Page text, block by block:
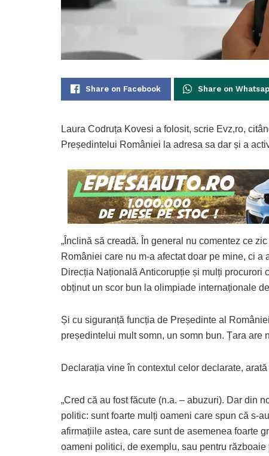
Share on Facebook Share on
Laura Codruța Kovesi a folosit, scrie Evz,ro,
Președintelui României la adresa sa dar și a
„Înclină să creadă. În general nu comentez ce
României care nu m-a afectat doar pe mine, ci
Direcția Națională Anticorupție și mulți procurori
obținut un scor bun la olimpiade internaționale
Și cu siguranță funcția de Președinte al
președintelui mult somn, un somn bun. Țara are
Declarația vine în contextul celor declarate,
„Cred că au fost făcute (n.a. – abuzuri). Dar din
politic: sunt foarte mulți oameni care spun că s-
afirmațiile astea, care sunt de asemenea foarte
oameni politici, de exemplu, sau pentru